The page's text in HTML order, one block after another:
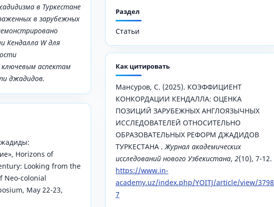
в Туркестане
в зарубежных
Кендалла W для
ключевым аспектам
джадидов.
Horizons of
Looking from the
Neo-colonial
May 22-23,
Раздел
Статьи
Как цитировать
Мансуров, С. (2025). КОЭФФИЦИЕНТ
КОНКОРДАЦИИ КЕНДАЛЛА: ОЦЕНКА
ПОЗИЦИЙ ЗАРУБЕЖНЫХ АНГЛОЯЗЫЧНЫХ
ИССЛЕДОВАТЕЛЕЙ ОТНОСИТЕЛЬНО
ОБРАЗОВАТЕЛЬНЫХ РЕФОРМ ДЖАДИДОВ
ТУРКЕСТАНА .Журнал академических
исследований нового Узбекистана, 2(10), 7-12.
https://www.in-
academy.uz/index.php/YOITJ/article/view/3798
7